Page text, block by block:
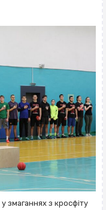
змаганнях з кросфіту